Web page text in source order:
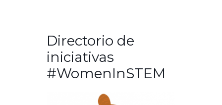
Directorio de
iniciativas
#WomenInSTEM